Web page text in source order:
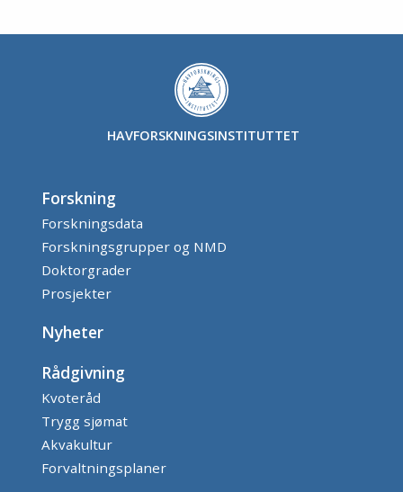
HAVFORSKNINGSINSTITUTTET
Forskning
Forskningsdata
Forskningsgrupper og NMD
Doktorgrader
Prosjekter
Nyheter
Rådgivning
Kvoteråd
Trygg sjømat
Akvakultur
Forvaltningsplaner